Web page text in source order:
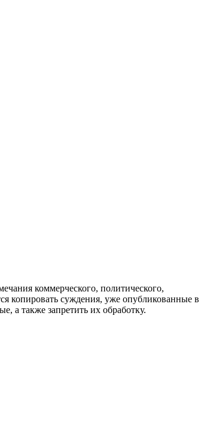
коммерческого, политического,
копировать суждения, уже опубликованные в
а также запретить их обработку.